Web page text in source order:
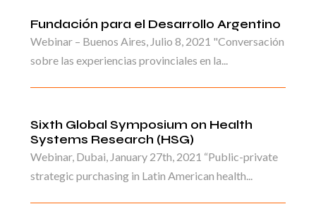
Fundación para el Desarrollo Argentino
Webinar – Buenos Aires, Julio 8, 2021 "Conversación
sobre las experiencias provinciales en la...
Sixth Global Symposium on Health
Systems Research (HSG)
Webinar, Dubai, January 27th, 2021 “Public-private
strategic purchasing in Latin American health...